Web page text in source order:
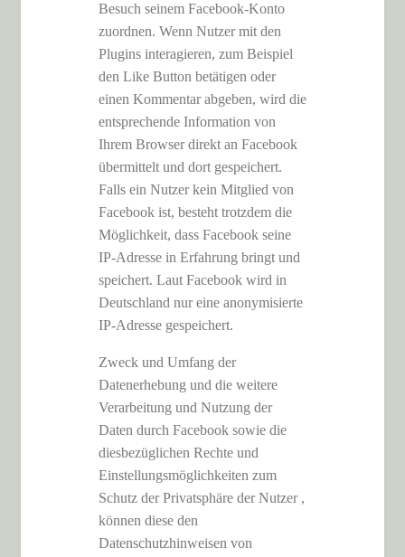
Besuch seinem Facebook-Konto
zuordnen. Wenn Nutzer mit den
Plugins interagieren, zum Beispiel
den Like Button betätigen oder
einen Kommentar abgeben, wird die
entsprechende Information von
Ihrem Browser direkt an Facebook
übermittelt und dort gespeichert.
Falls ein Nutzer kein Mitglied von
Facebook ist, besteht trotzdem die
Möglichkeit, dass Facebook seine
IP-Adresse in Erfahrung bringt und
speichert. Laut Facebook wird in
Deutschland nur eine anonymisierte
IP-Adresse gespeichert.
Zweck und Umfang der
Datenerhebung und die weitere
Verarbeitung und Nutzung der
Daten durch Facebook sowie die
diesbezüglichen Rechte und
Einstellungsmöglichkeiten zum
Schutz der Privatsphäre der Nutzer ,
können diese den
Datenschutzhinweisen von